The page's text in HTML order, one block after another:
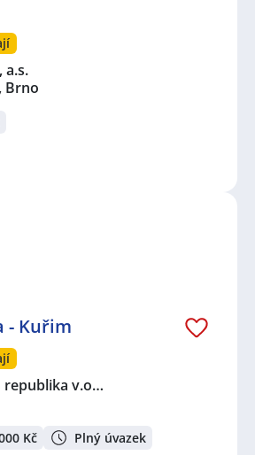
a.s.
Brno
- Kuřim
republika v.o…
Kč Plný úvazek